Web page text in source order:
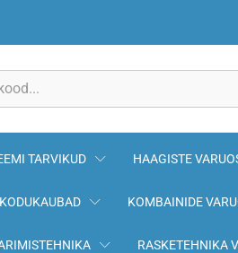
TARVIKUD HAAGISTE
KODUKAUBAD KOMBAINIDE
RASKETEHNIKA